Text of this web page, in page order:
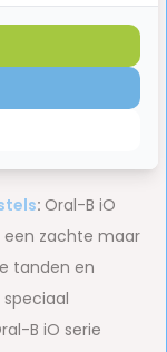
die ontworpen
Let op:
op Sonicare
: Oral-B iO
een zachte maar
tanden en
B iO serie